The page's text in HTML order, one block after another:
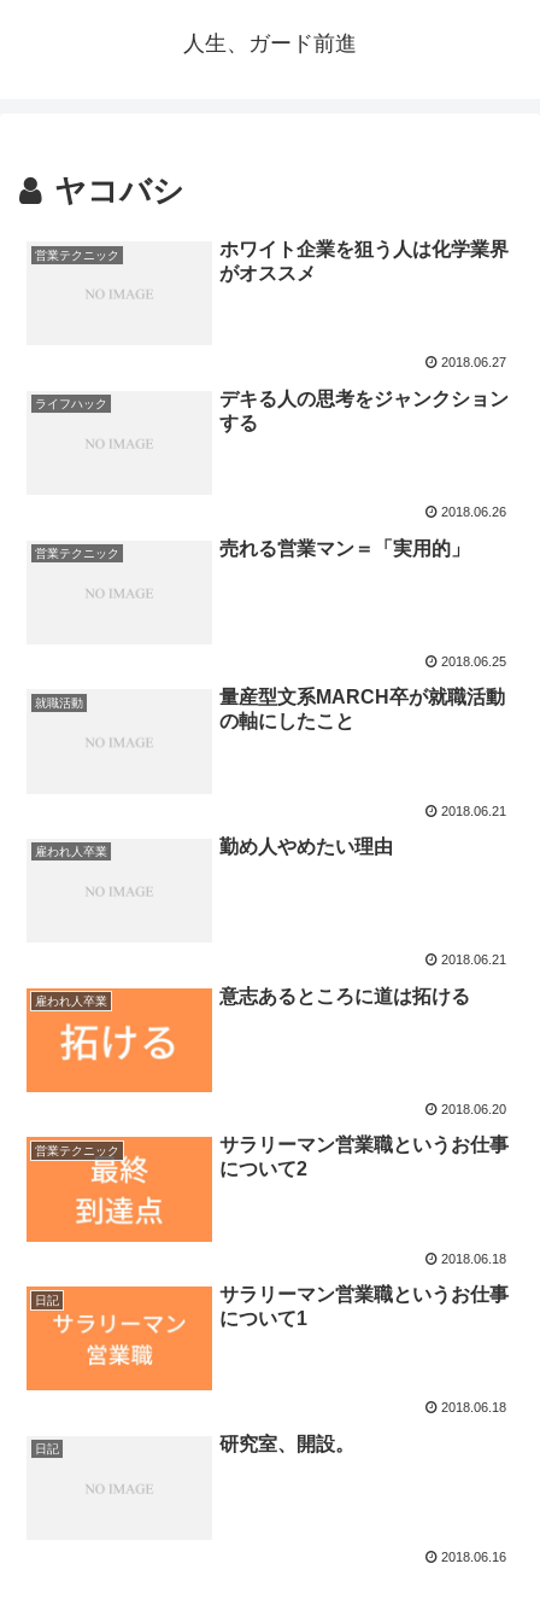
人生、ガード前進
ヤコバシ
営業テクニック
ホワイト企業を狙う人は化学業界
がオススメ
2018.06.27
ライフハック
デキる人の思考をジャンクション
する
2018.06.26
営業テクニック 売れる営業マン＝「実用的」
2018.06.25
就職活動
量産型文系MARCH卒が就職活動
の軸にしたこと
2018.06.21
雇われ人卒業 勤め人やめたい理由
2018.06.21
雇われ人卒業 意志あるところに道は拓ける
2018.06.20
営業テクニック
サラリーマン営業職というお仕事
について2
2018.06.18
日記
サラリーマン営業職というお仕事
について1
2018.06.18
日記 研究室、開設。
2018.06.16